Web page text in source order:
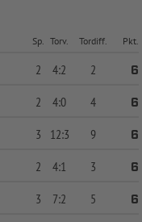
Sp. Torv. Tordiff. Pkt.
2 4:2 2
6
2 4:0 4
6
3 12:3 9
6
2 4:1 3
6
3 7:2 5 6